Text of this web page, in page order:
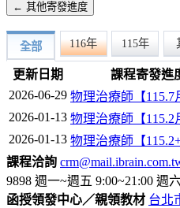
← 其他寄發進度
全部 116年 115年
更新日期
課程寄發進
2026-06-29 物理治療師【115.7
2026-01-13 物理治療師【115.2
2026-01-13 物理治療師【
課程洽詢
9898 週一~週五 9:00~21:00 週
函授領發中心／親領教材 台北